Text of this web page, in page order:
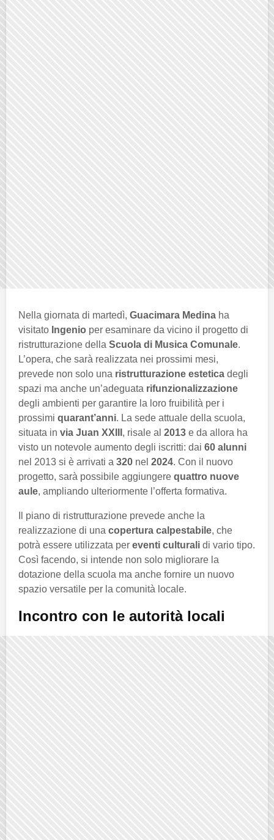
Nella giornata di martedì, Guacimara Medina ha
visitato Ingenio per esaminare da vicino il progetto di
ristrutturazione della Scuola di Musica Comunale.
L’opera, che sarà realizzata nei prossimi mesi,
prevede non solo una ristrutturazione estetica degli
spazi ma anche un’adeguata rifunzionalizzazione
degli ambienti per garantire la loro fruibilità per i
prossimi quarant’anni. La sede attuale della scuola,
situata in via Juan XXIII , risale al 2013 e da allora ha
visto un notevole aumento degli iscritti: dai 60 alunni
nel 2013 si è arrivati a 320 nel 2024. Con il nuovo
progetto, sarà possibile aggiungere quattro nuove
aule, ampliando ulteriormente l’offerta formativa.
Il piano di ristrutturazione prevede anche la
realizzazione di una copertura calpestabile, che
potrà essere utilizzata per eventi culturali di vario tipo.
Così facendo, si intende non solo migliorare la
dotazione della scuola ma anche fornire un nuovo
spazio versatile per la comunità locale.
Incontro con le autorità locali